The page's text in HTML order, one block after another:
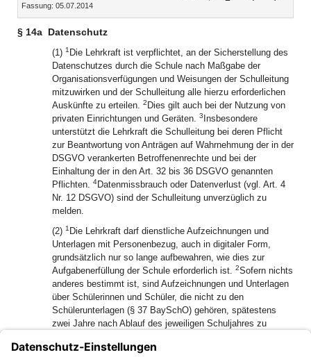
Fassung: 05.07.2014
§ 14a Datenschutz
(1) 1 Die Lehrkraft ist verpflichtet, an der Sicherstellung des
Datenschutzes durch die Schule nach Maßgabe der
Organisationsverfügungen und Weisungen der Schulleitung
mitzuwirken und der Schulleitung alle hierzu erforderlichen
Auskünfte zu erteilen. 2 Dies gilt auch bei der Nutzung von
privaten Einrichtungen und Geräten. 3 Insbesondere
unterstützt die Lehrkraft die Schulleitung bei deren Pflicht
zur Beantwortung von Anträgen auf Wahrnehmung der in der
DSGVO verankerten Betroffenenrechte und bei der
Einhaltung der in den Art. 32 bis 36 DSGVO genannten
Pflichten. 4Datenmissbrauch oder Datenverlust (vgl. Art. 4
Nr. 12 DSGVO) sind der Schulleitung unverzüglich zu
melden.
(2) 1 Die Lehrkraft darf dienstliche Aufzeichnungen und
Unterlagen mit Personenbezug, auch in digitaler Form,
grundsätzlich nur so lange aufbewahren, wie dies zur
Aufgabenerfüllung der Schule erforderlich ist. 2Sofern nichts
anderes bestimmt ist, sind Aufzeichnungen und Unterlagen
über Schülerinnen und Schüler, die nicht zu den
Schülerunterlagen (§ 37 BaySchO) gehören, spätestens
zwei Jahre nach Ablauf des jeweiligen Schuljahres zu